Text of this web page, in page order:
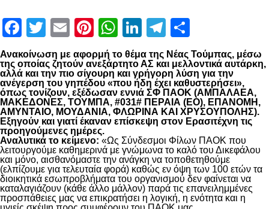
Facebook
Twitter
EmailPinterest
WhatsApp
LinkedIn
Telegram
Ανακοίνωση με αφορμή το θέμα της Νέας Τούμπας, μέσω
της οποίας ζητούν ανεξάρτητο ΑΣ και μελλοντικά αυτάρκη,
αλλά και την πιο σίγουρη και γρήγορη λύση για την
ανέγερση του γηπέδου «που ήδη έχει καθυστερήσει»,
όπως τονίζουν, εξέδωσαν εννιά ΣΦ ΠΑΟΚ (ΑΜΠΑΛΑΕΑ,
ΜΑΚΕΔΟΝΕΣ, ΤΟΥΜΠΑ, #031# ΠΕΡΑΙΑ (ΕΟ), ΕΠΑΝΟΜΗ,
ΑΜΥΝΤΑΙΟ, ΜΟΥΔΑΝΙΑ, ΦΛΩΡΙΝΑ ΚΑΙ ΧΡΥΣΟΥΠΟΛΗΣ).
Εξηγούν και γιατί έκαναν επίσκεψη στον Ερασιτέχνη τις
προηγούμενες ημέρες.
Αναλυτικά το κείμενο: «Ως Σύνδεσμοι Φίλων ΠΑΟΚ που
λειτουργούμε καθημερινά με γνώμωνα το καλό του Δικεφάλου
και μόνο, αισθανόμαστε την ανάγκη να τοποθετηθούμε
(ελπίζουμε για τελευταία φορά) καθώς εν όψη των 100 ετών τα
διοικητικά εσωπροβλήματα του οργανισμού δεν φαίνεται να
καταλαγιάζουν (κάθε άλλο μάλλον) παρά τις επανειλημμένες
προσπάθειες μας να επικρατήσει η λογική, η ενότητα και η